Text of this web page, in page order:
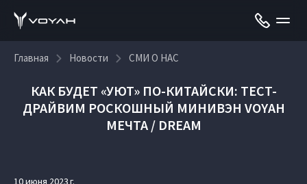
Главная Новости СМИ О НАС
КАК БУДЕТ «УЮТ» ПО-КИТАЙСКИ: ТЕСТ-
ДРАЙВИМ РОСКОШНЫЙ МИНИВЭН VOYAH
МЕЧТА / DREAM
10 июня 2023 г.